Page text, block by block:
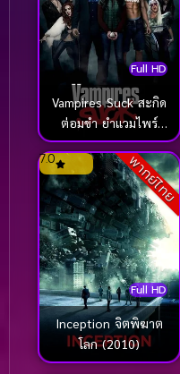
Full HD
Vampires Suck สะกิด
ต่อมขำ ยำแวมไพร์
(2010)
พากย์ไทย
Full HD
7.0
Inception จิตพิฆาต
โลก (2010)